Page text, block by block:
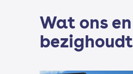
Wat ons
bezighoudt